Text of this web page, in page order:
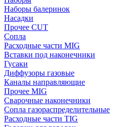
Наборы балеринок
Насадки
Прочее CUT
Сопла
Расходные части MIG
Вставки под наконечники
Гусаки
Диффузоры газовые
Каналы направляющие
Прочее MIG
Сварочные наконечники
Сопла газораспределительные
Расходные части TIG